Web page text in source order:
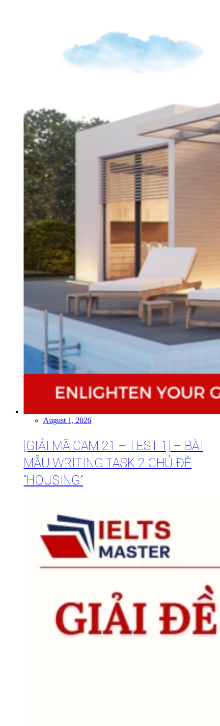
August 1, 2026
[GIẢI MÃ CAM 21 – TEST 1] – BÀI
MẪU WRITING TASK 2 CHỦ ĐỀ
“HOUSING”